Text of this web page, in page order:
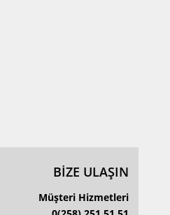
BİZE ULAŞIN
Müşteri Hizmetleri